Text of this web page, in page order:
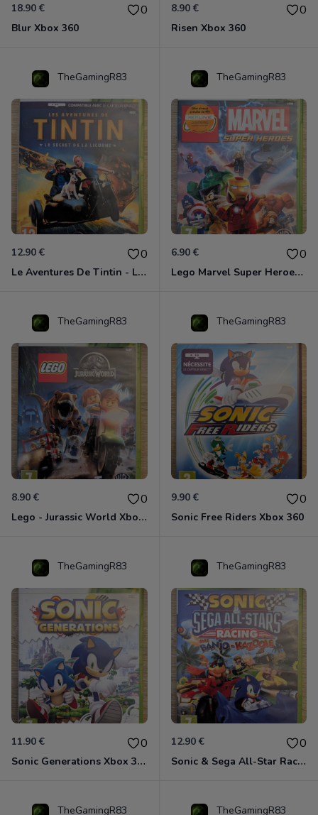
18.90 € 0
Blur Xbox 360
8.90 € 0
Risen Xbox 360
TheGamingR83
12.90 € 0
Le Aventures De Tintin - Le Secret De La Licorne Xbox 360
TheGamingR83
6.90 € 0
Lego Marvel Super Heroes Xbox 360
TheGamingR83
8.90 € 0
Lego - Jurassic World Xbox 360
TheGamingR83
9.90 € 0
Sonic Free Riders Xbox 360
TheGamingR83
11.90 € 0
Sonic Generations Xbox 360
TheGamingR83
12.90 € 0
Sonic & Sega All-Star Racing avec Banjo-Kazooie Xbox 360
TheGamingR83 TheGamingR83